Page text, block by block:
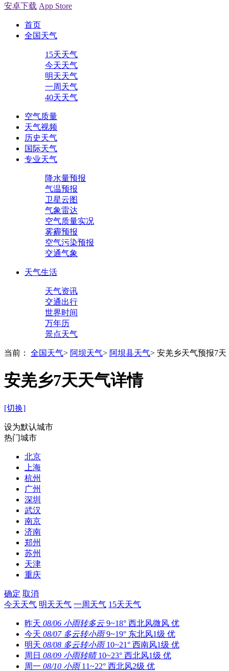
安卓下载 App Store
首页
全国天气
15天天气
今天天气
明天天气
一周天气
40天天气
空气质量
天气视频
历史天气
国际天气
专业天气
降水量预报
气温预报
卫星云图
气象雷达
空气质量实况
雾霾预报
空气污染预报
交通气象
天气生活
天气资讯
交通出行
世界时间
万年历
景点天气
当前： 全国天气> 阿坝天气> 阿坝县天气> 安羌乡天气预报7天
安羌乡7天天气详情
[切换]
设为默认城市
热门城市
北京
上海
杭州
广州
深圳
武汉
南京
济南
郑州
苏州
天津
重庆
确定 取消
今天天气 明天天气 一周天气 15天天气
昨天 08/06 小雨转多云 9~18° 西北风微风 优
今天 08/07 多云转小雨 9~19° 东北风1级 优
明天 08/08 多云转小雨 10~21° 西南风1级 优
周日 08/09 小雨转晴 10~23° 西北风1级 优
周一 08/10 小雨 11~22° 西北风2级 优